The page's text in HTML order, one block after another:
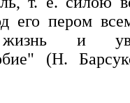
его пером
и
(Н.